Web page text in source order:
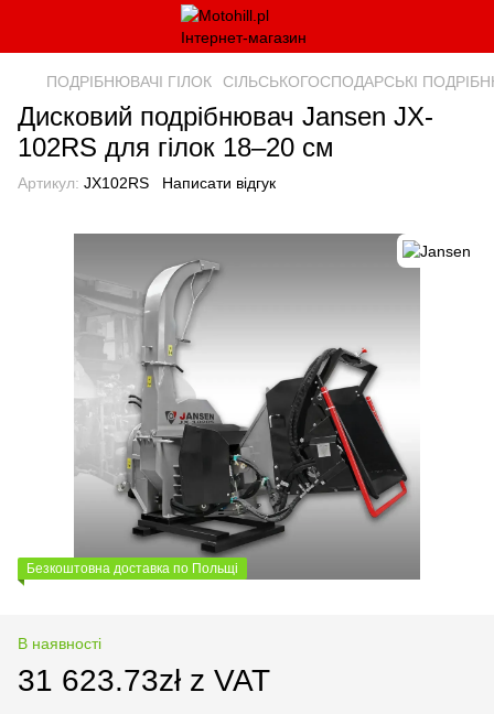
ПОДРІБНЮВАЧІ ГІЛОК СІЛЬСЬКОГОСПОДАРСЬКІ
Дисковий подрібнювач Jansen JX-
102RS для гілок 18–20 см
Артикул: JX102RS Написати відгук
Безкоштовна доставка по Польщі
В наявності
31 623.73zł z VAT